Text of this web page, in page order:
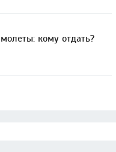
кому отдать?